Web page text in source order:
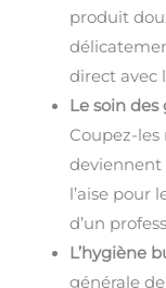
produit
direct avec
Le soin des
Coupez-les
deviennent
l’aise pour
d’un
L’hygiène
générale